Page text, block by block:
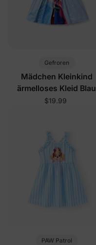
Gefroren
Mädchen Kleinkind
ärmelloses Kleid Blau
$19.99
PAW Patrol